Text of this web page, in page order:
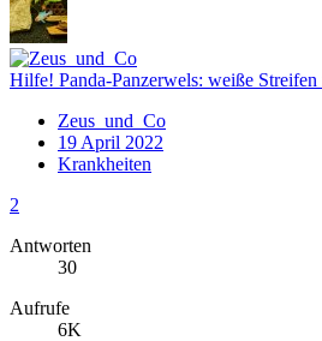
Hilfe! Panda-Panzerwels: weiße Streifen
Zeus_und_Co
19 April 2022
Krankheiten
2
Antworten
30
Aufrufe
6K